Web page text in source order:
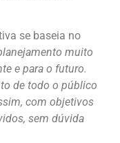
se baseia no
muito
e para o futuro.
de todo o público
com objetivos
sem dúvida